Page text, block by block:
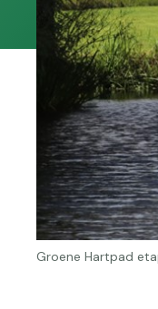
Groene Hartpad